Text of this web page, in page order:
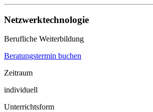
Netzwerktechnologie
Berufliche Weiterbildung
Beratungstermin buchen
Zeitraum
individuell
Unterrichtsform